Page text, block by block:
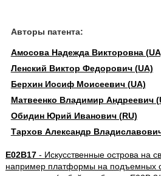
Авторы патента:
Амосова Надежда Викторовна
Ленский Виктор Федорович (UA)
Берхин Иосиф Моисеевич (UA)
Матвеенко Владимир Андреевич
Обидин Юрий Иванович (RU)
Тархов Александр
E02B17- Искусственные острова на
например платформы на подъемных